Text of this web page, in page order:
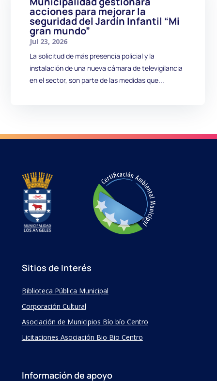
acciones para mejorar la
seguridad del Jardín Infantil “Mi
gran mundo”
Jul 23, 2026
La solicitud de más presencia policial y la
instalación de una nueva cámara de televigilancia
en el sector, son parte de las medidas que...
Sitios de Interés
Biblioteca Pública Municipal
Corporación Cultural
Asociación de Municipios Bío bío Centro
Licitaciones Asociación Bio Bio Centro
Información de apoyo